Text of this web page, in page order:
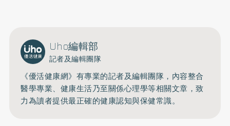
Uho編輯部
記者及編輯團隊
《優活健康網》有專業的記者及編輯團隊，內容整合
醫學專業、健康生活乃至關係心理學等相關文章，致
力為讀者提供最正確的健康認知與保健常識。